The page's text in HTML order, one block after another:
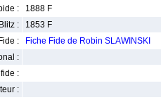
:
1888 F
Blitz :
1853 F
:
Fiche Fide de Robin SLAWINSKI
:
:
: